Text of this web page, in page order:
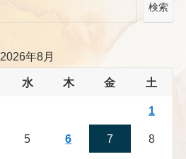
検索
2026年8月
水 木 金 土
1
5 6 7 8